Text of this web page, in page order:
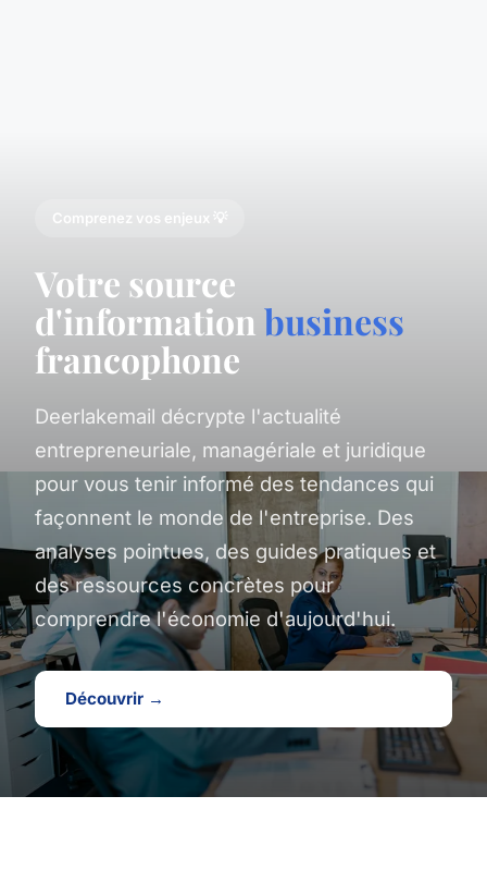
Comprenez vos enjeux 💡
Votre source
d'information business
francophone
Deerlakemail décrypte l'actualité
entrepreneuriale, managériale et juridique
pour vous tenir informé des tendances qui
façonnent le monde de l'entreprise. Des
analyses pointues, des guides pratiques et
des ressources concrètes pour
comprendre l'économie d'aujourd'hui.
Découvrir →